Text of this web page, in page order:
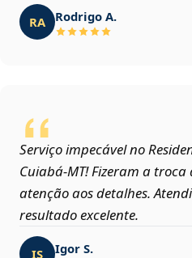
RA Rodrigo A.
Serviço impecável no
Cuiabá‑MT! Fizeram a
atenção aos detalhes.
resultado excelente.
IS Igor S.